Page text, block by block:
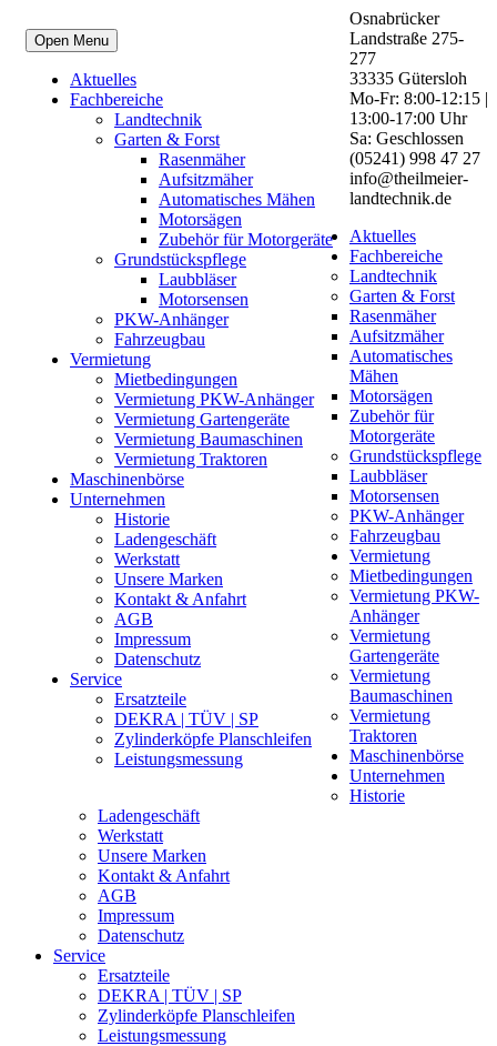
Open Menu
Aktuelles
Fachbereiche
Landtechnik
Garten & Forst
Rasenmäher
Aufsitzmäher
Automatisches Mähen
Motorsägen
Zubehör für Motorgeräte
Grundstückspflege
Laubbläser
Motorsensen
PKW-Anhänger
Fahrzeugbau
Vermietung
Mietbedingungen
Vermietung PKW-Anhänger
Vermietung Gartengeräte
Vermietung Baumaschinen
Vermietung Traktoren
Maschinenbörse
Unternehmen
Historie
Ladengeschäft
Werkstatt
Unsere Marken
Kontakt & Anfahrt
AGB
Impressum
Datenschutz
Service
Ersatzteile
DEKRA | TÜV | SP
Zylinderköpfe Planschleifen
Leistungsmessung
Osnabrücker
Landstraße 275-
277
33335 Gütersloh
Mo-Fr: 8:00-12:15 |
13:00-17:00 Uhr
Sa: Geschlossen
(05241) 998 47 27
info@theilmeier-
landtechnik.de
Aktuelles
Fachbereiche
Landtechnik
Garten & Forst
Rasenmäher
Aufsitzmäher
Automatisches
Mähen
Motorsägen
Zubehör für
Motorgeräte
Grundstückspflege
Laubbläser
Motorsensen
PKW-Anhänger
Fahrzeugbau
Vermietung
Mietbedingungen
Vermietung PKW-
Anhänger
Vermietung
Gartengeräte
Vermietung
Baumaschinen
Vermietung
Traktoren
Maschinenbörse
Unternehmen
Historie
Ladengeschäft
Werkstatt
Unsere Marken
Kontakt & Anfahrt
AGB
Impressum
Datenschutz
Service
Ersatzteile
DEKRA | TÜV | SP
Zylinderköpfe Planschleifen
Leistungsmessung